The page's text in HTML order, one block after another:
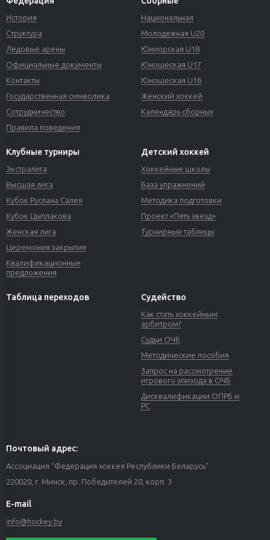
История
Структура
Ледовые арены
Официальные документы
Контакты
Государственная символика
Сотрудничество
Правила поведения
Национальная
Молодежная U20
Юниорская U18
Юношеская U17
Юношеская U16
Женский хоккей
Календарь сборных
Клубные турниры
Экстралига
Высшая лига
Кубок Руслана Салея
Кубок Цыплакова
Женская лига
Церемония закрытия
Квалификационные
предложения
Детский хоккей
Хоккейные школы
База упражнений
Методика подготовки
Проект «Пять звезд»
Турнирные таблицы
Таблица переходов Судейство
Как стать хоккейным
арбитром?
Судьи ОЧБ
Методические пособия
Запрос на рассмотрение
игрового эпизода в ОЧБ
Дисквалификации ОПРБ и
РС
Почтовый адрес:
Ассоциация "Федерация хоккея Республики Беларусь"
220020, г. Минск, пр. Победителей 20, корп. 3
E-mail
info@hockey.by